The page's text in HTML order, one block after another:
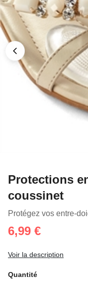
Protections
coussinet
Protégez vos entre-
6,99 €
Voir la description
Quantité